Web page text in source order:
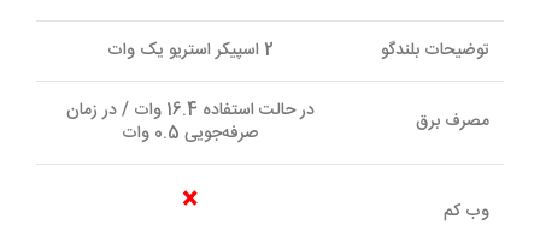
توضيحات بلندگو 2 اسپیکر استریو یک وات
مصرف برق در حالت استفاده 16.4 وات / در زمان
صرفه‌جویی 0.5 وات
وب کم ×